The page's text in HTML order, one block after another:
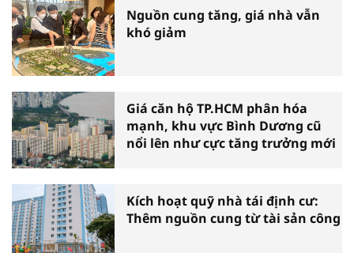
Nguồn cung tăng, giá nhà vẫn
khó giảm
Giá căn hộ TP.HCM phân hóa
mạnh, khu vực Bình Dương cũ
nổi lên như cực tăng trưởng mới
Kích hoạt quỹ nhà tái định cư:
Thêm nguồn cung từ tài sản công